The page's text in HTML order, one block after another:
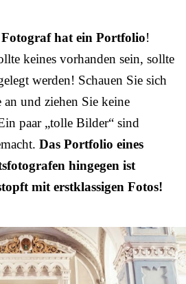
Fotograf hat ein Portfolio!
keines vorhanden sein, sollte
werden! Schauen Sie sich
und ziehen Sie keine
paar „tolle Bilder“ sind
Das Portfolio eines
hingegen ist
mit erstklassigen Fotos!